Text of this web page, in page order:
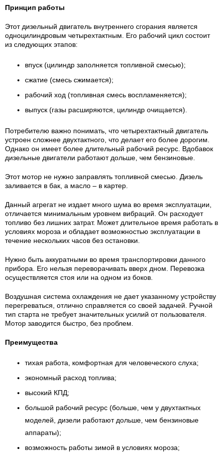
Принцип работы
Этот дизельный двигатель внутреннего сгорания является
одноцилиндровым четырехтактным. Его рабочий цикл состоит
из следующих этапов:
впуск (цилиндр заполняется топливной смесью);
сжатие (смесь сжимается);
рабочий ход (топливная смесь воспламеняется);
выпуск (газы расширяются, цилиндр очищается).
Потребителю важно понимать, что четырехтактный двигатель
устроен сложнее двухтактного, что делает его более дорогим.
Однако он имеет более длительный рабочий ресурс. Вдобавок
дизельные двигатели работают дольше, чем бензиновые.
Этот мотор не нужно заправлять топливной смесью. Дизель
заливается в бак, а масло – в картер.
Данный агрегат не издает много шума во время эксплуатации,
отличается минимальным уровнем вибраций. Он расходует
топливо без лишних затрат. Может длительное время работать в
условиях мороза и обладает возможностью эксплуатации в
течение нескольких часов без остановки.
Нужно быть аккуратными во время транспортировки данного
прибора. Его нельзя переворачивать вверх дном. Перевозка
осуществляется стоя или на одном из боков.
Воздушная система охлаждения не дает указанному устройству
перегреваться, отлично справляется со своей задачей. Ручной
тип старта не требует значительных усилий от пользователя.
Мотор заводится быстро, без проблем.
Преимущества
тихая работа, комфортная для человеческого слуха;
экономный расход топлива;
высокий КПД;
большой рабочий ресурс (больше, чем у двухтактных
моделей, дизели работают дольше, чем бензиновые
аппараты);
возможность работы зимой в условиях мороза;